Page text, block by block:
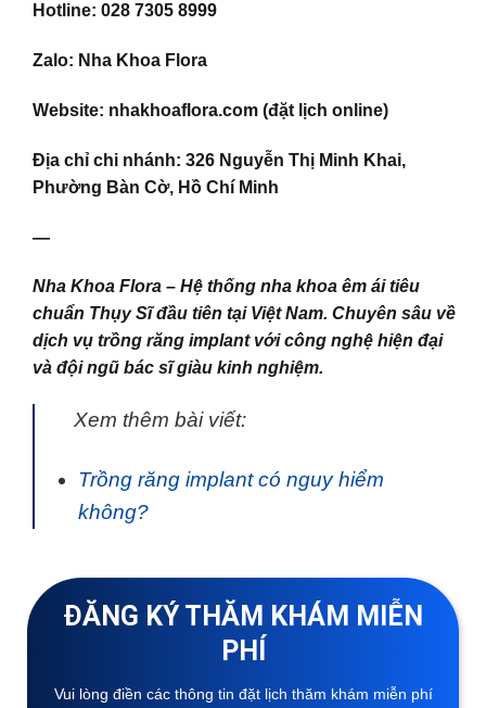
Hotline: 028 7305 8999
Zalo: Nha Khoa Flora
Website: nhakhoaflora.com (đặt lịch online)
Địa chỉ chi nhánh: 326 Nguyễn Thị Minh Khai,
Phường Bàn Cờ, Hồ Chí Minh
—
Nha Khoa Flora – Hệ thống nha khoa êm ái tiêu
chuẩn Thụy Sĩ đầu tiên tại Việt Nam. Chuyên sâu về
dịch vụ trồng răng implant với công nghệ hiện đại
và đội ngũ bác sĩ giàu kinh nghiệm.
Xem thêm bài viết:
Trồng răng implant có nguy hiểm
không?
ĐĂNG KÝ THĂM KHÁM MIỄN
PHÍ
Vui lòng điền các thông tin đặt lịch thăm khám miễn phí